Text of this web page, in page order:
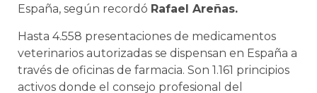
España, según recordó Rafael Areñas.
Hasta 4.558 presentaciones de medicamentos
veterinarios autorizadas se dispensan en España a
través de oficinas de farmacia. Son 1.161 principios
activos donde el consejo profesional del